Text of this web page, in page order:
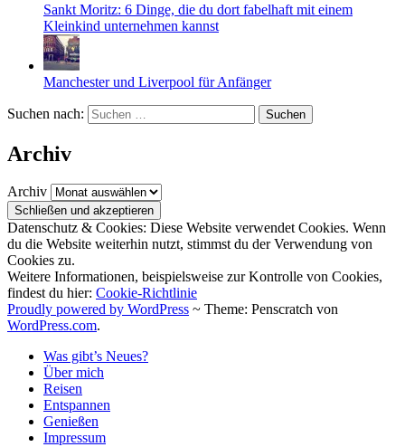
Sankt Moritz: 6 Dinge, die du dort fabelhaft mit einem
Kleinkind unternehmen kannst
Manchester und Liverpool für Anfänger
Suchen nach:
Archiv
Archiv
Datenschutz & Cookies: Diese Website verwendet Cookies. Wenn
du die Website weiterhin nutzt, stimmst du der Verwendung von
Cookies zu.
Weitere Informationen, beispielsweise zur Kontrolle von Cookies,
findest du hier: Cookie-Richtlinie
Proudly powered by WordPress ~ Theme: Penscratch von
WordPress.com.
Was gibt’s Neues?
Über mich
Reisen
Entspannen
Genießen
Impressum